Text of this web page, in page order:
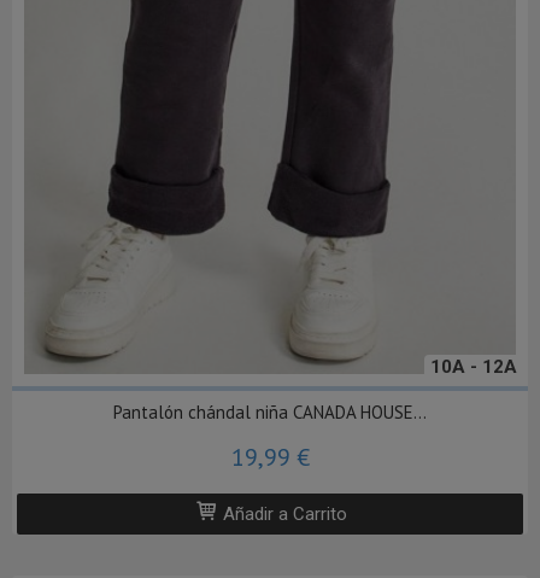
10A - 12A
Pantalón chándal niña CANADA HOUSE...
19,99 €
Añadir a Carrito